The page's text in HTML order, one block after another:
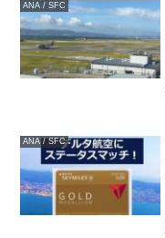
ANA / SFC
ANA / SFC